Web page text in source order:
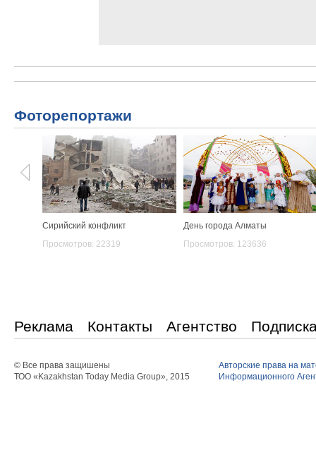
Фоторепортажи
Сирийский конфликт
Просмотров: 22319
День города Алматы
Просмотров: 123636
Реклама Контакты Агентство
© Все права защишены
ТОО «Kazakhstan Today Media Group», 2015
Авторские права на
Информационного